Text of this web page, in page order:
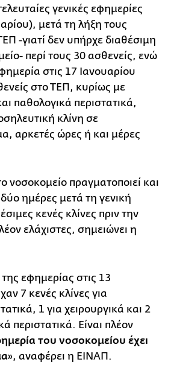
γενικές εφημερίες
μετά τη λήξη τους
-γιατί δεν υπήρχε διαθέσιμη
περί τους 30 ασθενείς, ενώ
στις 17 Ιανουαρίου
στο ΤΕΠ, κυρίως με
παθολογικά περιστατικά,
κλίνη σε
αρκετές ώρες ή και μέρες
νοσοκομείο πραγματοποιεί και
ημέρες μετά τη γενική
κενές κλίνες πριν την
ελάχιστες, σημειώνει η
εφημερίας στις 13
7 κενές κλίνες για
1 για χειρουργικά και 2
περιστατικά. Είναι πλέον
του νοσοκομείου έχει
», αναφέρει η ΕΙΝΑΠ.